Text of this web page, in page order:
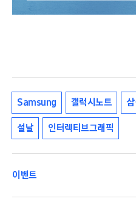
Samsung 갤럭시노트
설날 인터렉티브그래픽
이벤트